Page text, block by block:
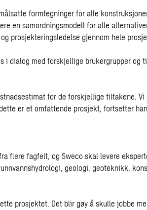
formtegninger for alle
en samordningsmodell for alle
prosjekteringsledelse gjennom hele
i dialog med forskjellige brukergrupper og
for de forskjellige tiltakene. Vi
er et omfattende prosjekt, fortsetter
flere fagfelt, og Sweco skal levere
geologi, geoteknikk,
prosjektet. Det blir gøy å skulle jobbe